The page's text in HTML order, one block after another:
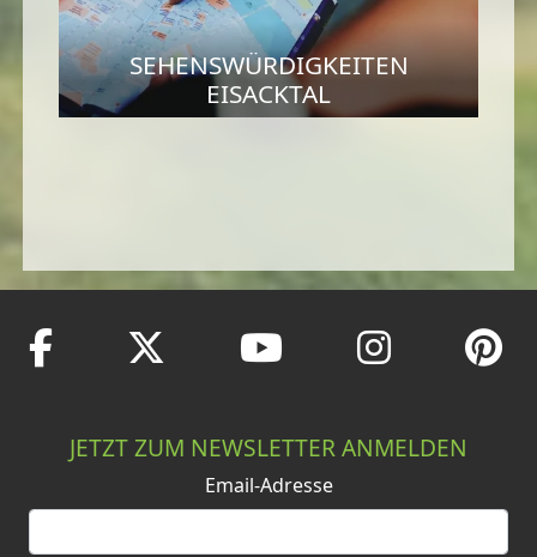
SEHENSWÜRDIGKEITEN
EISACKTAL
JETZT ZUM NEWSLETTER ANMELDEN
Email-Adresse